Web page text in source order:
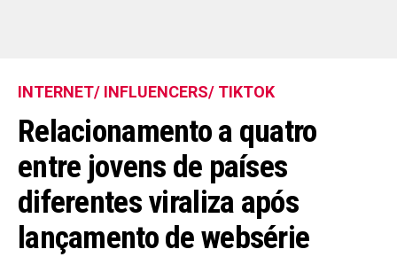
INTERNET/ INFLUENCERS/ TIKTOK
Relacionamento a quatro
entre jovens de países
diferentes viraliza após
lançamento de websérie